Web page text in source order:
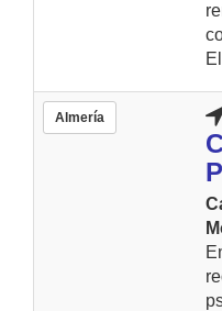
Almería